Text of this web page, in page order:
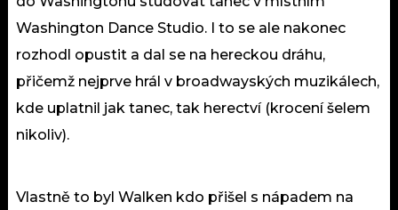
Washington Dance Studio. I to se ale nakonec
rozhodl opustit a dal se na hereckou dráhu,
přičemž nejprve hrál v broadwayských muzikálech,
kde uplatnil jak tanec, tak herectví (krocení šelem
nikoliv).
Vlastně to byl Walken kdo přišel s nápadem na